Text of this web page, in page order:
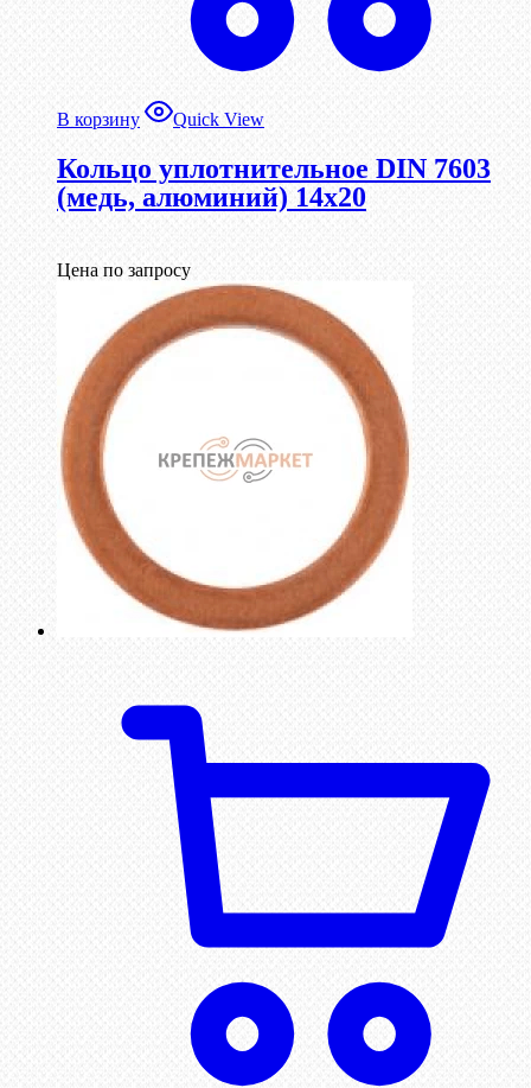
В корзину Quick View
Кольцо уплотнительное DIN 7603
(медь, алюминий) 14х20
Цена по запросу